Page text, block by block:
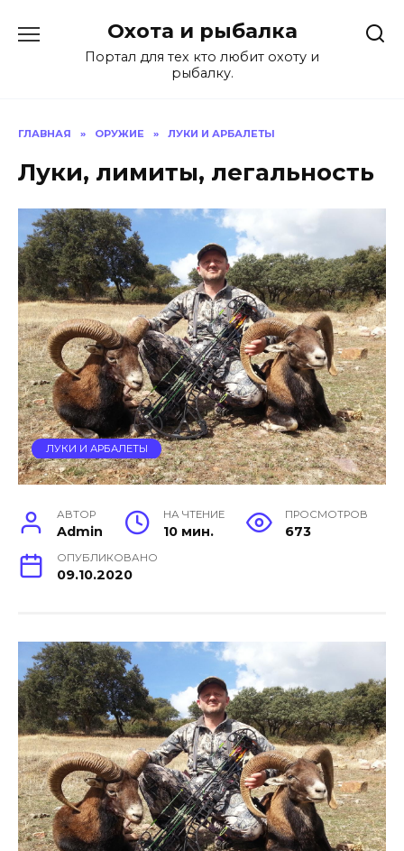
содержанию
Охота и рыбалка
Портал для тех кто любит охоту и
рыбалку.
ГЛАВНАЯ » ОРУЖИЕ » ЛУКИ И АРБАЛЕТЫ
Луки, лимиты, легальность
ЛУКИ И АРБАЛЕТЫ
АВТОР
Admin
НА ЧТЕНИЕ
10 мин.
ПРОСМОТРОВ
673
ОПУБЛИКОВАНО
09.10.2020